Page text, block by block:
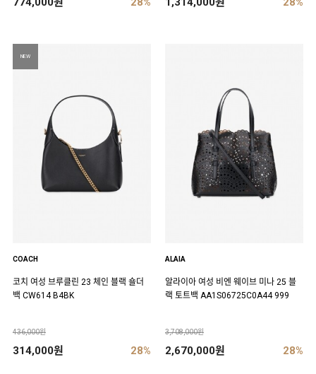
NEW
COACH
코치 여성 브루클린 23 체인 블랙 숄더
백 CW614 B4BK
436,000원
314,000원 28%
ALAIA
알라이아 여성 비엔 웨이브 미나 25 블
랙 토트백 AA1S06725C0A44 999
3,708,000원
2,670,000원 28%